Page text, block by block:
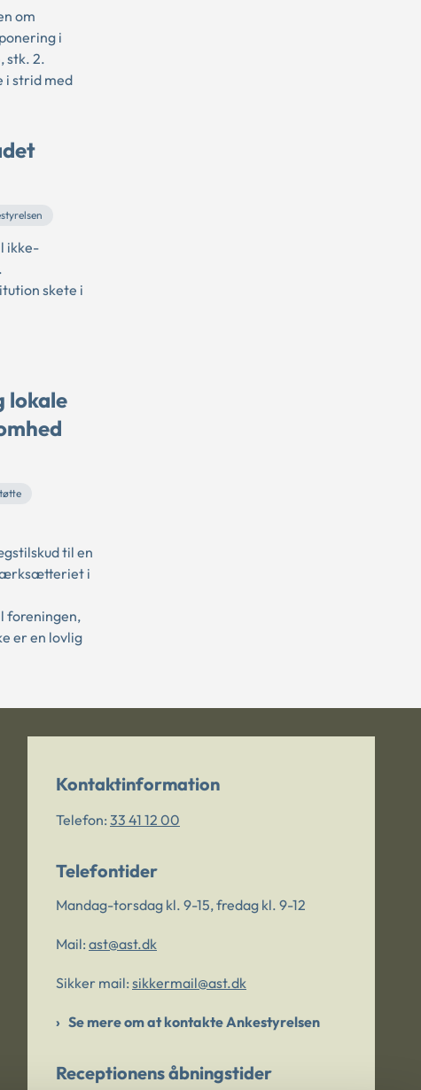
om
i
stk. 2.
i strid med
ikke-
skete i
lokale
til en
i
foreningen,
er en lovlig
Kontaktinformation
Telefon: 33 41 12 00
Telefontider
Mandag-torsdag kl. 9-15, fredag kl. 9-12
Mail: ast@ast.dk
Sikker mail: sikkermail@ast.dk
Se mere om at kontakte Ankestyrelsen
Receptionens åbningstider